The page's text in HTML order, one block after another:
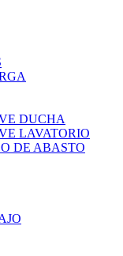
DUCHA
LAVATORIO
DE ABASTO